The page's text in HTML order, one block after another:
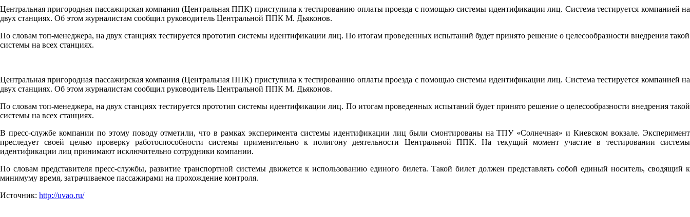
Центральная пригородная пассажирская компания (Центральная ППК) приступила к тестированию оплаты проезда с помощью системы идентификации лиц. Система тестируется компанией на
двух станциях. Об этом журналистам сообщил руководитель Центральной ППК М. Дьяконов.
По словам топ-менеджера, на двух станциях тестируется прототип системы идентификации лиц. По итогам проведенных испытаний будет принято решение о целесообразности внедрения такой
системы на всех станциях.
Центральная пригородная пассажирская компания (Центральная ППК) приступила к тестированию оплаты проезда с помощью системы идентификации лиц. Система тестируется компанией на
двух станциях. Об этом журналистам сообщил руководитель Центральной ППК М. Дьяконов.
По словам топ-менеджера, на двух станциях тестируется прототип системы идентификации лиц. По итогам проведенных испытаний будет принято решение о целесообразности внедрения такой
системы на всех станциях.
В пресс-службе компании по этому поводу отметили, что в рамках эксперимента системы идентификации лиц были смонтированы на ТПУ «Солнечная» и Киевском вокзале. Эксперимент
преследует своей целью проверку работоспособности системы применительно к полигону деятельности Центральной ППК. На текущий момент участие в тестировании системы
идентификации лиц принимают исключительно сотрудники компании.
По словам представителя пресс-службы, развитие транспортной системы движется к использованию единого билета. Такой билет должен представлять собой единый носитель, сводящий к
минимуму время, затрачиваемое пассажирами на прохождение контроля.
Источник: http://uvao.ru/